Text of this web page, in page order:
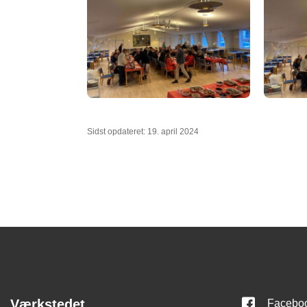
Sidst opdateret: 19. april 2024